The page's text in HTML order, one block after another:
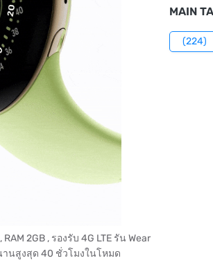
2GB , รองรับ 4G LTE รัน Wear
านสูงสุด 40 ชั่วโมงในโหมด
MAIN
(224)